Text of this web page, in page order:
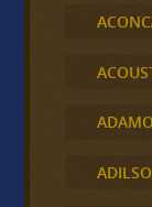
ADAMO